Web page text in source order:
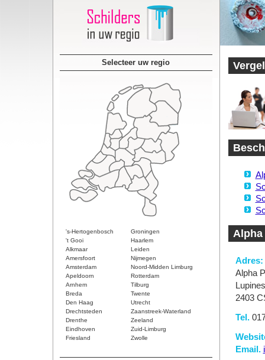
Selecteer uw regio
's-Hertogenbosch
Groningen
't Gooi
Haarlem
Alkmaar
Leiden
Amersfoort
Nijmegen
Amsterdam
Noord-Midden Limburg
Apeldoorn
Rotterdam
Arnhem
Tilburg
Breda
Twente
Den Haag
Utrecht
Drechtsteden
Zaanstreek-Waterland
Drenthe
Zeeland
Eindhoven
Zuid-Limburg
Friesland
Zwolle
Alpha
Adres:
Alpha
2403
Tel.
Email.